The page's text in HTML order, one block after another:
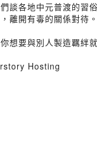
談各地中元普渡的習
離開有毒的關係對待
想要與別人製造羈絆
Hosting